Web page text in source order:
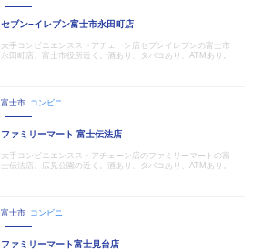
セブン−イレブン富士市永田町店
大手コンビニエンスストアチェーン店セブンイレブンの富士市
永田町店。富士市役所近く。酒あり、タバコあり、ATMあり。
富士市 コンビニ
ファミリーマート 富士伝法店
大手コンビニエンスストアチェーン店のファミリーマートの富
士伝法店。広見公園の近く。酒あり、タバコあり、ATMあり。
富士市 コンビニ
ファミリーマート富士見台店